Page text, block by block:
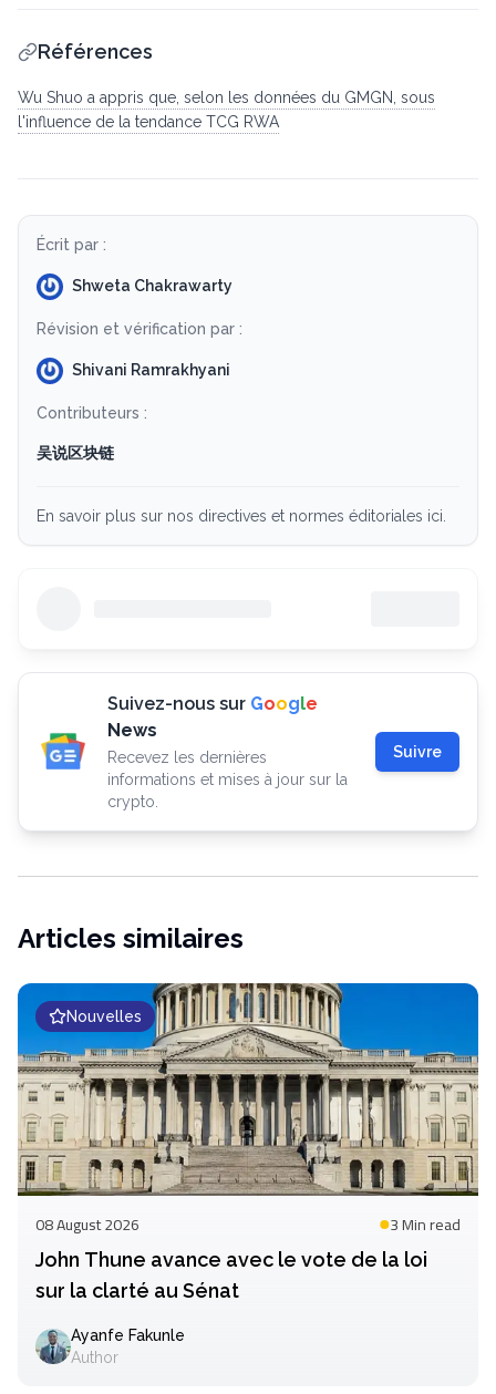
Références
Wu Shuo a appris que, selon les données du GMGN, sous
l'influence de la tendance TCG RWA
Écrit par :
Shweta Chakrawarty
Révision et vérification par :
Shivani Ramrakhyani
Contributeurs :
吴说区块链
En savoir plus sur nos directives et normes éditoriales ici.
Suivez-nous sur Google
News
Recevez les dernières
informations et mises à jour sur la
crypto.
Suivre
Articles similaires
Nouvelles
08 August 2026 3 Minread
John Thune avance avec le vote de la loi
sur la clarté au Sénat
Ayanfe Fakunle
Author